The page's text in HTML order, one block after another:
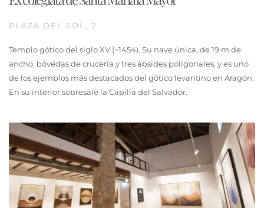
PLAZA DEL SOL, 2
Templo gótico del siglo XV (~1454). Su nave única, de 19 m de
ancho, bóvedas de crucería y tres ábsides poligonales, y es uno
de los ejemplos más destacados del gótico levantino en Aragón.
En su interior sobresale la Capilla del Salvador.